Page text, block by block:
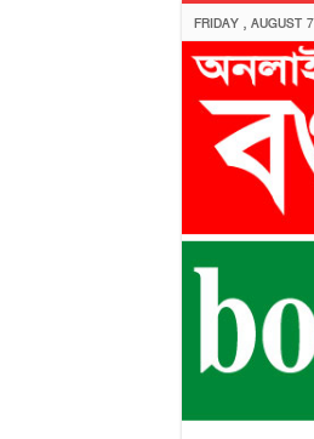
FRIDAY , AUGUST